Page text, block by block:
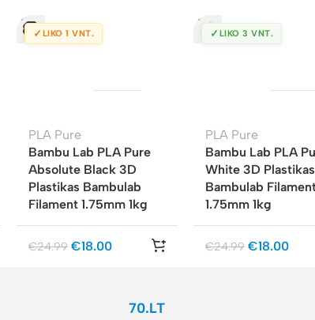
✓ LIKO 1 VNT.
PLA Pure
Bambu Lab PLA Pure
Absolute Black 3D
Plastikas Bambulab
Filament 1.75mm 1kg
€24.99 €18.00
✓ LIKO 3 VNT.
PLA Pure
Bambu Lab PLA
White 3D Plastikas
Bambulab
1.75mm 1kg
€24.99 €18.00
70.LT